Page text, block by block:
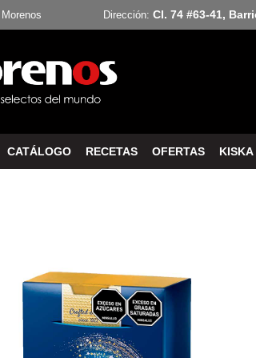
Dirección: Cl. 74 #63-41,
CATÁLOGO RECETAS OFERTAS KISKA